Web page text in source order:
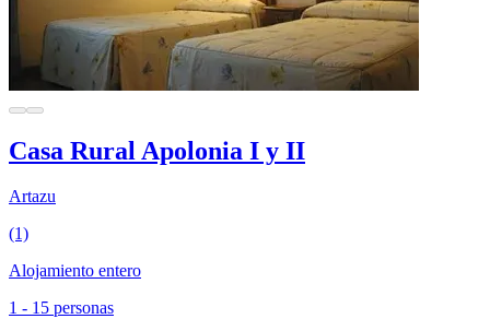
Casa Rural Apolonia I y II
Artazu
(1)
Alojamiento entero
1 - 15 personas